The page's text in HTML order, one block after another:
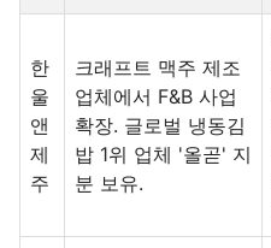
한
울
앤
제
주
크래프트 맥주 제조
업체에서 F&B 사업
확장. 글로벌 냉동김
밥 1위 업체 '올곧' 지
분 보유.